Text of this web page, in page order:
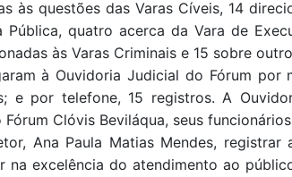
às questões das Varas Cíveis, 14
Pública, quatro acerca da Vara de
às Varas Criminais e 15 sobre
à Ouvidoria Judicial do Fórum
e por telefone, 15 registros. A
Clóvis Beviláqua, seus
Ana Paula Matias Mendes, registrar
na excelência do atendimento ao